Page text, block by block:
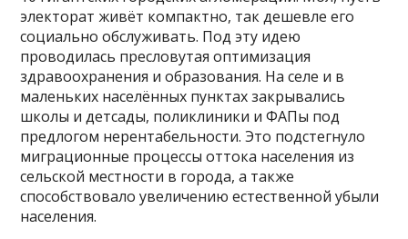
электорат живёт компактно, так дешевле его
социально обслуживать. Под эту идею
проводилась пресловутая оптимизация
здравоохранения и образования. На селе и в
маленьких населённых пунктах закрывались
школы и детсады, поликлиники и ФАПы под
предлогом нерентабельности. Это подстегнуло
миграционные процессы оттока населения из
сельской местности в города, а также
способствовало увеличению естественной убыли
населения.